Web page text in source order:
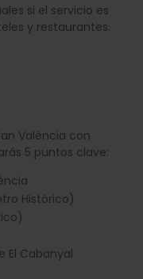
si el servicio es
y restaurantes.
València con
5 puntos clave:
Histórico)
El Cabanyal